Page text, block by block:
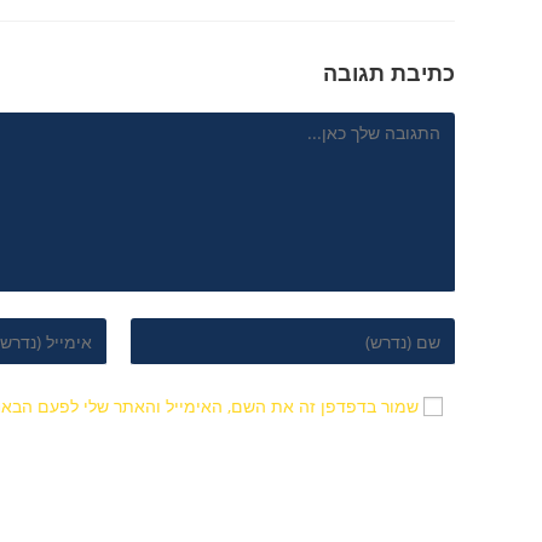
כתיבת תגובה
שמור בדפדפן זה את השם, האימייל והאתר שלי לפעם